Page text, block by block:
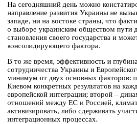
На сегодняшний день можно
направление развития Украины не
западе, ни на востоке страны, что
о выборе украинским обществом пути
становления своего государства и
консолидирующего фактора.
В то же время, эффективность и
сотрудничества Украины и
минимум от двух основных факторов:
Киевом конкретных результатов на
европейской интеграции; второй –
отношений между ЕС и Россией,
активизировать, либо сдерживать
интеграционных процессах.